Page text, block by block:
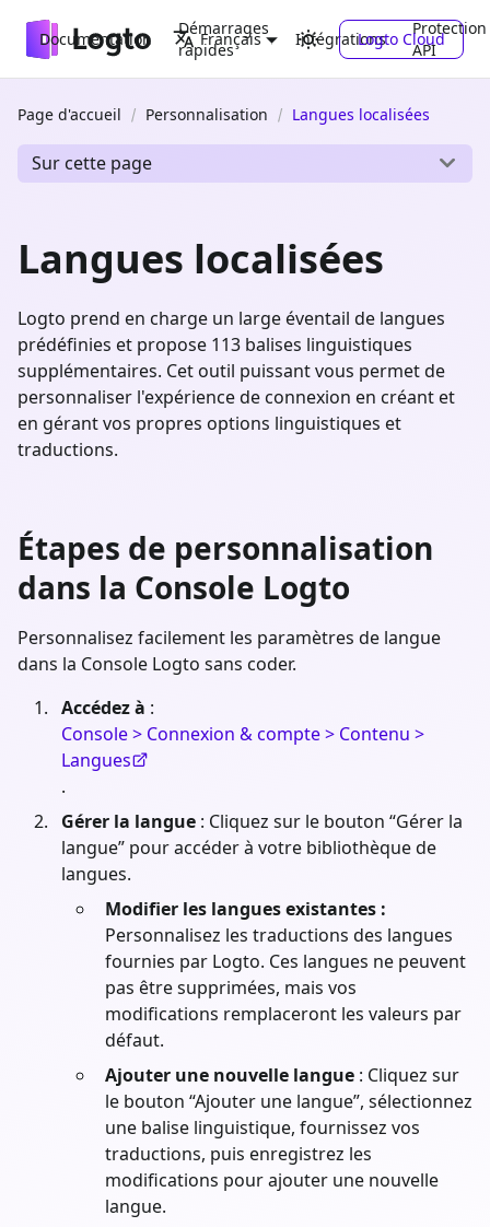
Documentation
Démarrages
rapides
Intégrations
Protection
API
Français Logto Cloud
Page d'accueil Personnalisation Langues localisées
Sur cette page
Langues localisées
Logto prend en charge un large éventail de langues
prédéfinies et propose 113 balises linguistiques
supplémentaires. Cet outil puissant vous permet de
personnaliser l'expérience de connexion en créant et
en gérant vos propres options linguistiques et
traductions.
Étapes de personnalisation
dans la Console Logto
Personnalisez facilement les paramètres de langue
dans la Console Logto sans coder.
Accédez à :
Console > Connexion & compte > Contenu >
Langues
.
Gérer la langue : Cliquez sur le bouton “Gérer la
langue” pour accéder à votre bibliothèque de
langues.
Modifier les langues existantes :
Personnalisez les traductions des langues
fournies par Logto. Ces langues ne peuvent
pas être supprimées, mais vos
modifications remplaceront les valeurs par
défaut.
Ajouter une nouvelle langue : Cliquez sur
le bouton “Ajouter une langue”, sélectionnez
une balise linguistique, fournissez vos
traductions, puis enregistrez les
modifications pour ajouter une nouvelle
langue.